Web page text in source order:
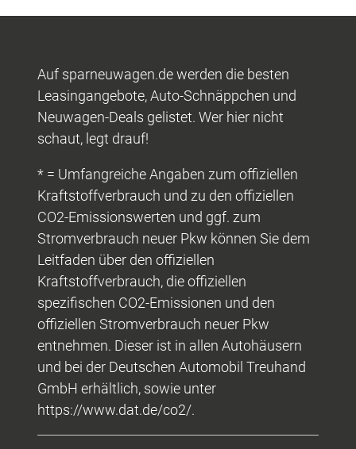
Auf sparneuwagen.de werden die besten
Leasingangebote, Auto-Schnäppchen und
Neuwagen-Deals gelistet. Wer hier nicht
schaut, legt drauf!
* = Umfangreiche Angaben zum offiziellen
Kraftstoffverbrauch und zu den offiziellen
CO2-Emissionswerten und ggf. zum
Stromverbrauch neuer Pkw können Sie dem
Leitfaden über den offiziellen
Kraftstoffverbrauch, die offiziellen
spezifischen CO2-Emissionen und den
offiziellen Stromverbrauch neuer Pkw
entnehmen. Dieser ist in allen Autohäusern
und bei der Deutschen Automobil Treuhand
GmbH erhältlich, sowie unter
https://www.dat.de/co2/.